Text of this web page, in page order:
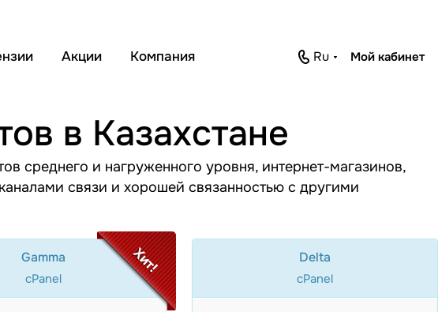
Акции Компания ru Мой кабинет
в Казахстане
среднего и нагруженного уровня, интернет-магазинов,
связи и хорошей связанностью с другими
Хит!
Gamma
cPanel
Delta
cPanel